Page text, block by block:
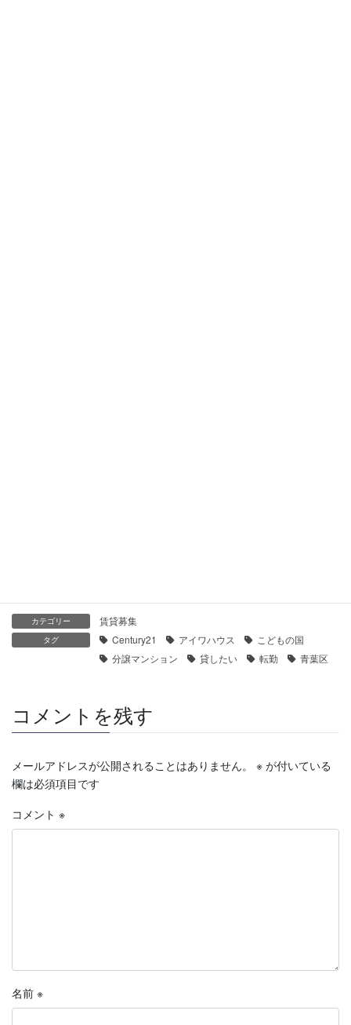
カテゴリー 賃貸募集
タグ Century21 アイワハウス
こどもの国
分譲マンション
貸したい 転勤 青葉区
コメントを残す
メールアドレスが公開されることはありません。 ※ が付いている
欄は必須項目です
コメント ※
名前 ※